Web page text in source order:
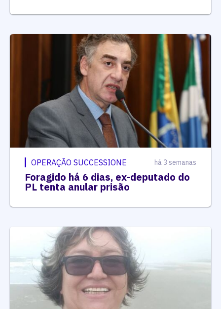
OPERAÇÃO SUCCESSIONE há 3 semanas
Foragido há 6 dias, ex-deputado do
PL tenta anular prisão